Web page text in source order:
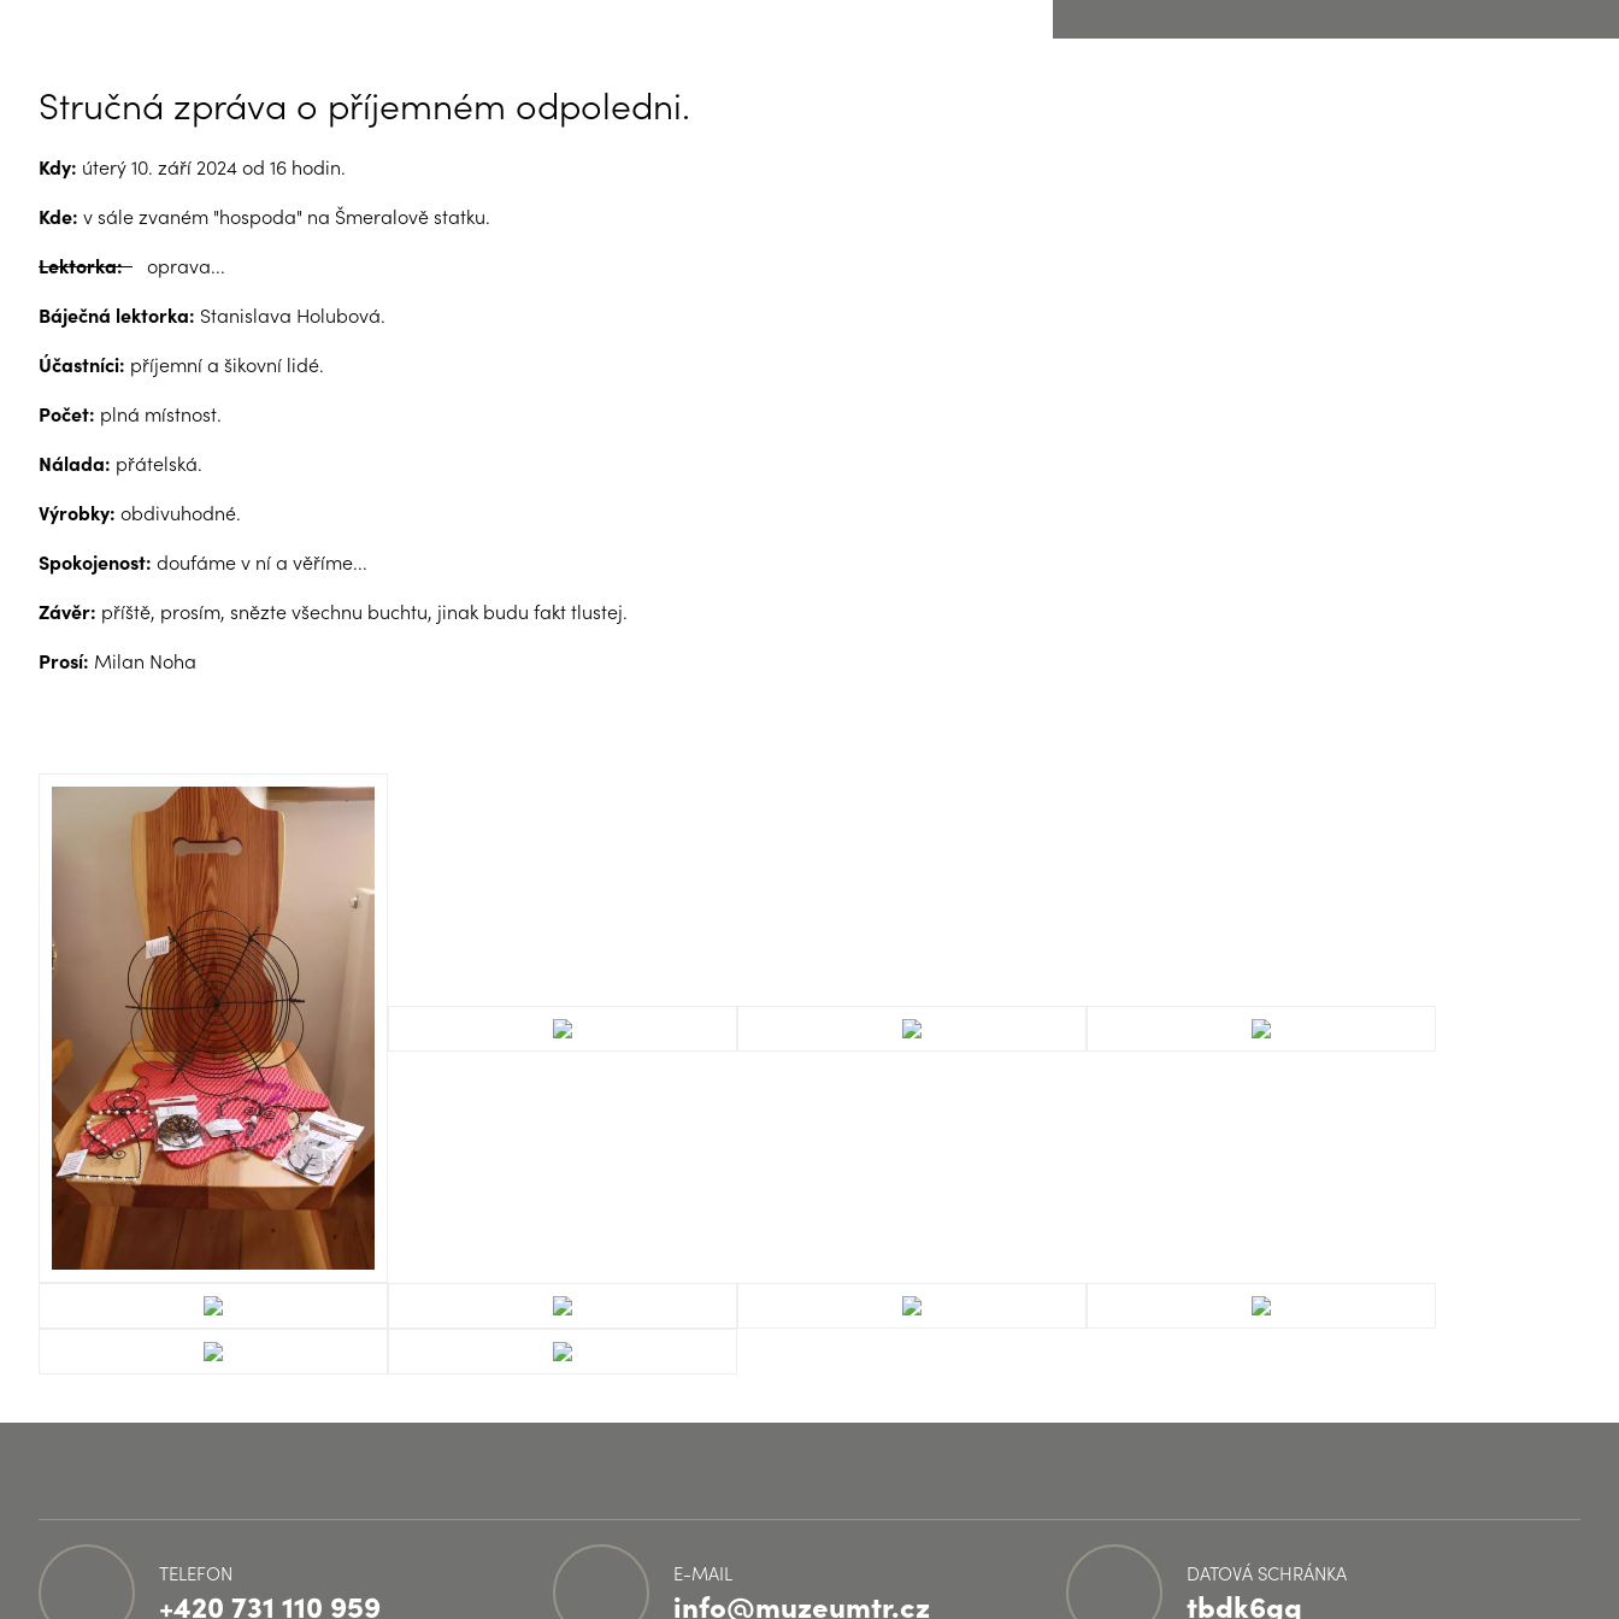
Stručná zpráva o příjemném odpoledni.
Kdy: úterý 10. září 2024 od 16 hodin.
Kde: v sále zvaném "hospoda" na Šmeralově statku.
Lektorka: oprava...
Báječná lektorka: Stanislava Holubová.
Účastníci: příjemní a šikovní lidé.
Počet: plná místnost.
Nálada: přátelská.
Výrobky: obdivuhodné.
Spokojenost: doufáme v ní a věříme...
Závěr: příště, prosím, snězte všechnu buchtu, jinak budu fakt tlustej.
Prosí: Milan Noha
TELEFON
+420 731 110 959
E-MAIL
info@muzeumtr.cz
DATOVÁ SCHRÁNKA
tbdk6gq